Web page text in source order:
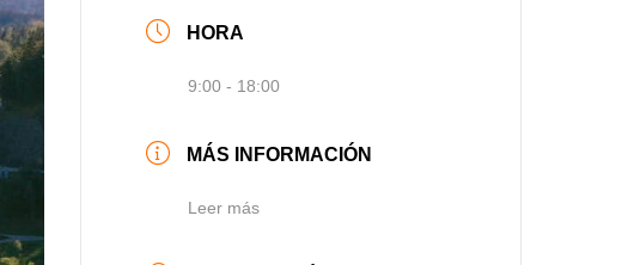
HORA
9:00 - 18:00
MÁS INFORMACIÓN
Leer más